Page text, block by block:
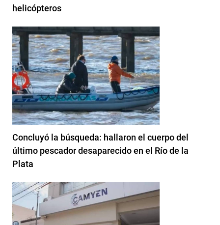
helicópteros
Concluyó la búsqueda: hallaron el cuerpo del
último pescador desaparecido en el Río de la
Plata